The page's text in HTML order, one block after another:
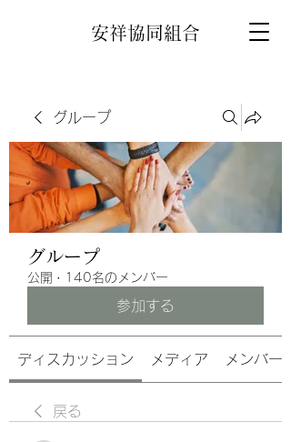
安祥協同組合
グループ
グループ
公開 · 140名のメンバー
参加する
ディスカッション メディア メンバー
戻る